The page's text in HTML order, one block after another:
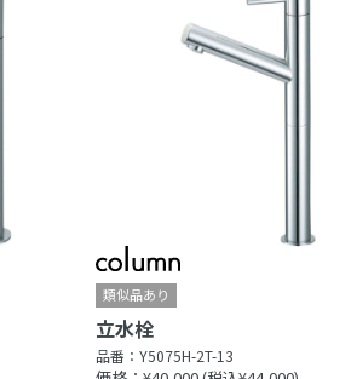
立水栓
品番： Y5075H-2T-13